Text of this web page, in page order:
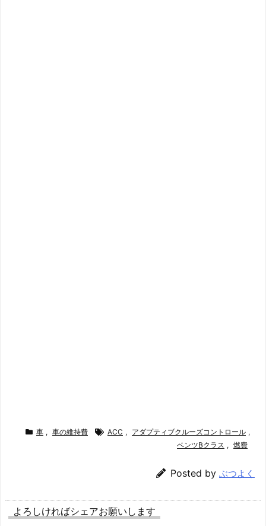
車 , 車の維持費 ACC , アダプティブクルーズコントロール ,
ベンツBクラス , 燃費
Posted by ぶつよく
よろしければシェアお願いします